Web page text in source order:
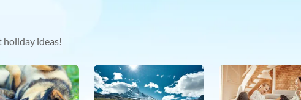
holiday ideas!